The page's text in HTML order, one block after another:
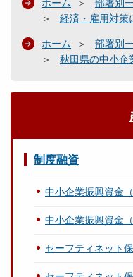
ホーム 部署別
経済・雇用対策
ホーム 部署別
秋田県の中小企
制度融資
中小企業振興資金（
中小企業振興資金
セーフティネット